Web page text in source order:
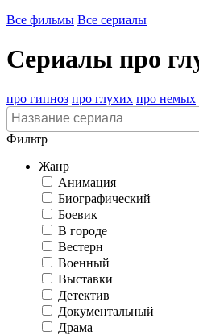
Все фильмы Все сериалы
Сериалы про
про гипноз про глухих про немых
Фильтр
Жанр
Анимация
Биографический
Боевик
В городе
Вестерн
Военный
Выставки
Детектив
Документальный
Драма